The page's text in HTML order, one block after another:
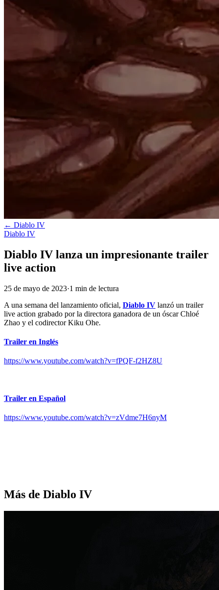
← Diablo IV
Diablo IV
Diablo IV lanza un impresionante trailer
live action
25 de mayo de 2023·1 min de lectura
A una semana del lanzamiento oficial, Diablo IV lanzó un trailer
live action grabado por la directora ganadora de un óscar Chloé
Zhao y el codirector Kiku Ohe.
Trailer en Inglés
https://www.youtube.com/watch?v=fPQF-f2HZ8U
Trailer en Español
https://www.youtube.com/watch?v=zVdme7H6nyM
Más de Diablo IV